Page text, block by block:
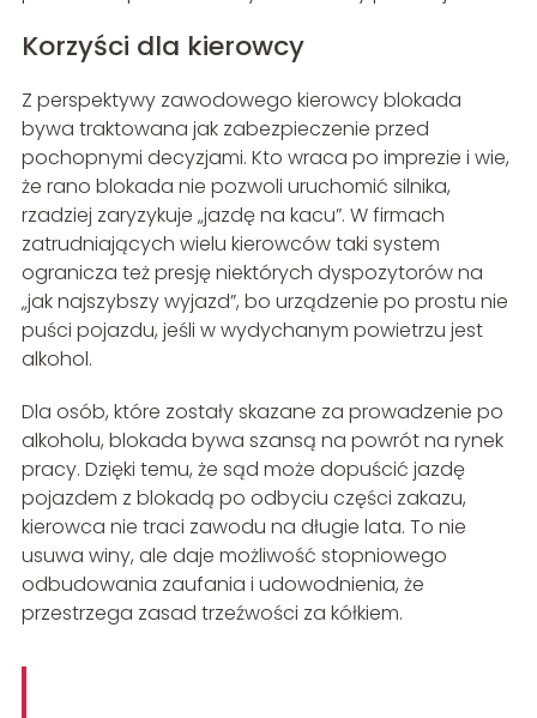
Korzyści dla kierowcy
Z perspektywy zawodowego kierowcy blokada
bywa traktowana jak zabezpieczenie przed
pochopnymi decyzjami. Kto wraca po imprezie i wie,
że rano blokada nie pozwoli uruchomić silnika,
rzadziej zaryzykuje „jazdę na kacu”. W firmach
zatrudniających wielu kierowców taki system
ogranicza też presję niektórych dyspozytorów na
„jak najszybszy wyjazd”, bo urządzenie po prostu nie
puści pojazdu, jeśli w wydychanym powietrzu jest
alkohol.
Dla osób, które zostały skazane za prowadzenie po
alkoholu, blokada bywa szansą na powrót na rynek
pracy. Dzięki temu, że sąd może dopuścić jazdę
pojazdem z blokadą po odbyciu części zakazu,
kierowca nie traci zawodu na długie lata. To nie
usuwa winy, ale daje możliwość stopniowego
odbudowania zaufania i udowodnienia, że
przestrzega zasad trzeźwości za kółkiem.